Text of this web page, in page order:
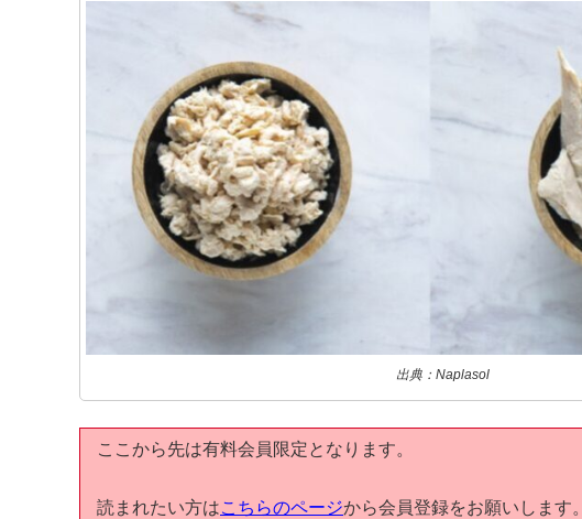
出典：Naplasol
ここから先は有料会員限定となります。
読まれたい方はこちらのページから会員登録をお願いします。